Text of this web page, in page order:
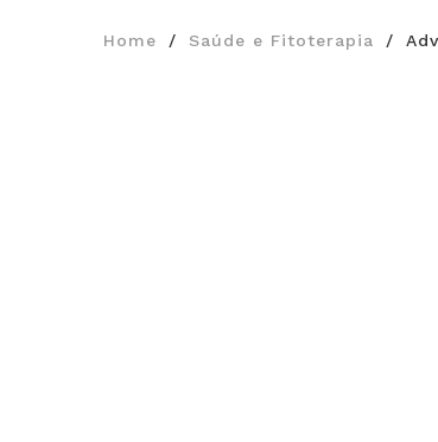
Home Saúde e Fitoterapia